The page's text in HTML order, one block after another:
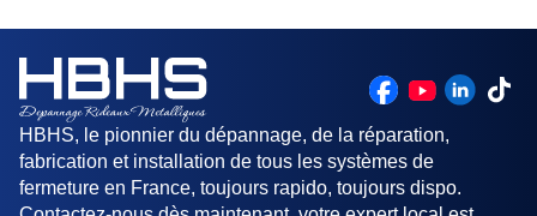
HBHS, le pionnier du dépannage, de la réparation,
fabrication et installation de tous les systèmes de
fermeture en France, toujours rapido, toujours dispo.